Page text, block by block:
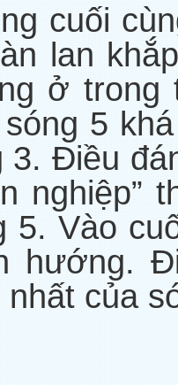
cuối
lan
ở trong
5
3. Điều
5. Vào
hướng.
của